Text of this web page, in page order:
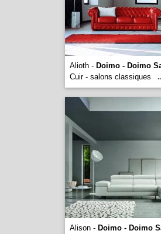
Alioth - Doimo - Doimo
Cuir - salons classiques
Alison - Doimo - Doimo